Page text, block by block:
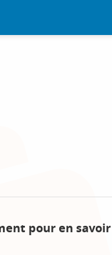
pour en savoir